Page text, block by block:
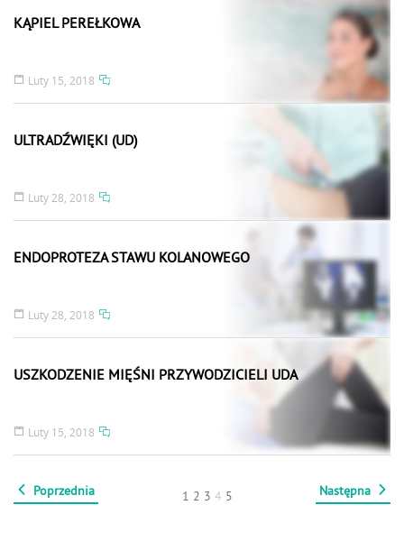
KĄPIEL PEREŁKOWA
Luty 15, 2018
ULTRADŹWIĘKI (UD)
Luty 28, 2018
ENDOPROTEZA STAWU KOLANOWEGO
Luty 28, 2018
USZKODZENIE MIĘŚNI PRZYWODZICIELI UDA
Luty 15, 2018
Poprzednia 1 2 3 4 5 Następna